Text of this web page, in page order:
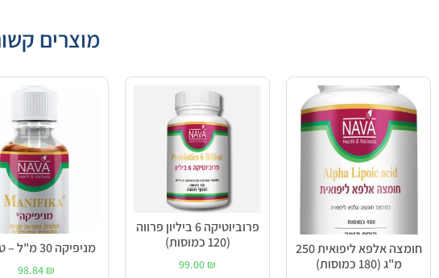
מוצרים
חומצה אלפא ליפואית 250
מ"ג (180 כמוסות)
פרוביוטיקה 6 ביליון פרווה
(120 כמוסות)
99.00 ₪
מניפיקה 30 מ"ל – טיפות
98.84 ₪